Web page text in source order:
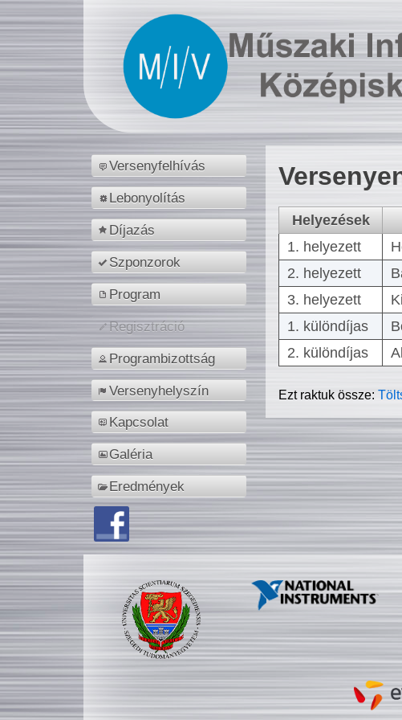
Versenyfelhívás
Lebonyolítás
Díjazás
Szponzorok
Program
Regisztráció
Programbizottság
Versenyhelyszín
Kapcsolat
Galéria
Eredmények
Helyezések
1. helyezett
2. helyezett
3. helyezett
1. különdíjas
2. különdíjas
Ezt raktuk össze: